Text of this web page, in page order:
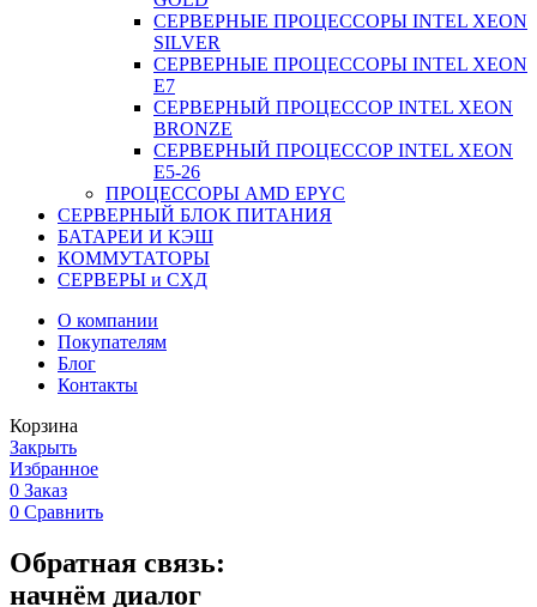
СЕРВЕРНЫЕ ПРОЦЕССОРЫ INTEL XEON
SILVER
СЕРВЕРНЫЕ ПРОЦЕССОРЫ INTEL XEON
Е7
СЕРВЕРНЫЙ ПРОЦЕССОР INTEL XEON
BRONZE
СЕРВЕРНЫЙ ПРОЦЕССОР INTEL XEON
Е5-26
ПРОЦЕССОРЫ AMD EPYC
СЕРВЕРНЫЙ БЛОК ПИТАНИЯ
БАТАРЕИ И КЭШ
КОММУТАТОРЫ
СЕРВЕРЫ и СХД
О компании
Покупателям
Блог
Контакты
Корзина
Закрыть
Избранное
0 Заказ
0 Сравнить
Обратная связь:
начнём диалог